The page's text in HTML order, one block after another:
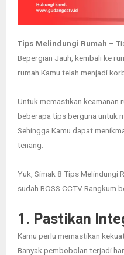
Tips Melindungi Rumah –
Bepergian Jauh, kembali ke
rumah Kamu telah menjadi
Untuk memastikan keamanan
beberapa tips berguna untuk
Sehingga Kamu dapat
tenang.
Yuk, Simak 8 Tips Melindungi
sudah BOSS CCTV Rangkum
1. Pastikan
Kamu perlu memastikan
Banyak pembobolan terjadi